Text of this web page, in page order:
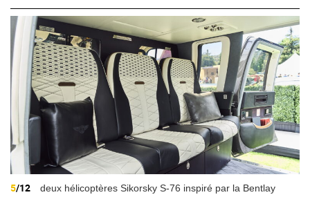
5/12
deux hélicoptères Sikorsky S-76 inspiré par la Bentlay